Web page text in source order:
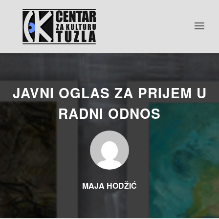
JAVNI OGLAS ZA PRIJEM U
RADNI ODNOS
MAJA HODŽIĆ